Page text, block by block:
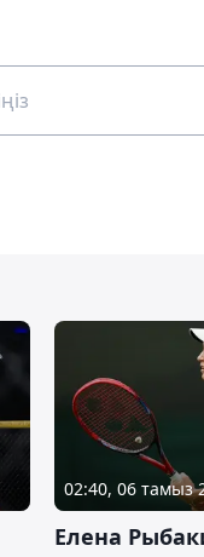
02:40, 06 тамыз
Елена